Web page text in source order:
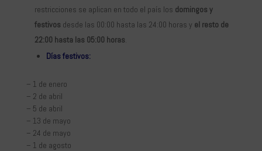
restricciones se aplican en todo el país los domingos y
festivos desde las 00:00 hasta las 24:00 horas y el resto de
22:00 hasta las 05:00 horas
Días festivos:
– 1 de enero
– 2 de abril
– 5 de abril
– 13 de mayo
– 24 de mayo
– 1 de agosto